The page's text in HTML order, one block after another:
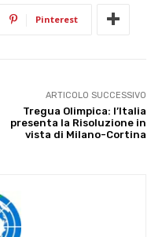
Pinterest
ARTICOLO SUCCESSIVO
Tregua Olimpica: l’Italia
presenta la Risoluzione in
vista di Milano-Cortina